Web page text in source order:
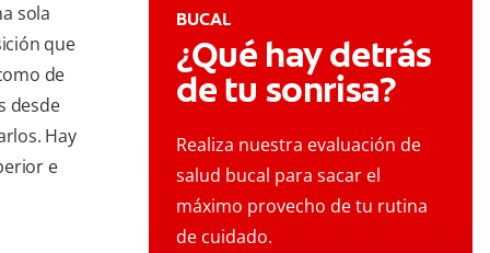
sola
que
de
desde
Hay
e
BUCAL
¿Qué hay detrás
de tu sonrisa?
Realiza nuestra evaluación de
salud bucal para sacar el
máximo provecho de tu rutina
de cuidado.